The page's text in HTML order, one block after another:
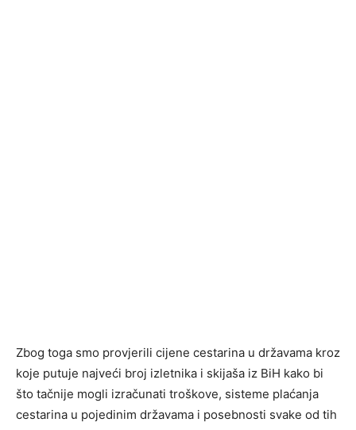
Zbog toga smo provjerili cijene cestarina u državama kroz
koje putuje najveći broj izletnika i skijaša iz BiH kako bi
što tačnije mogli izračunati troškove, sisteme plaćanja
cestarina u pojedinim državama i posebnosti svake od tih